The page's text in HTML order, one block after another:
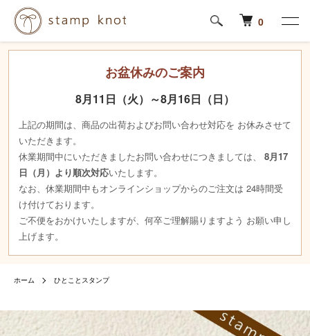
0
お盆休みのご案内
8月11日（火）～8月16日（日）
上記の期間は、商品の出荷およびお問い合わせ対応を お休みさせて
いただきます。
休業期間中にいただきましたお問い合わせにつきましては、 8月17
日（月）より順次対応いたします。
なお、休業期間中もオンラインショップからのご注文は 24時間受
け付けております。
ご不便をおかけいたしますが、何卒ご理解賜りますよう お願い申し
上げます。
ホーム ひとことスタンプ